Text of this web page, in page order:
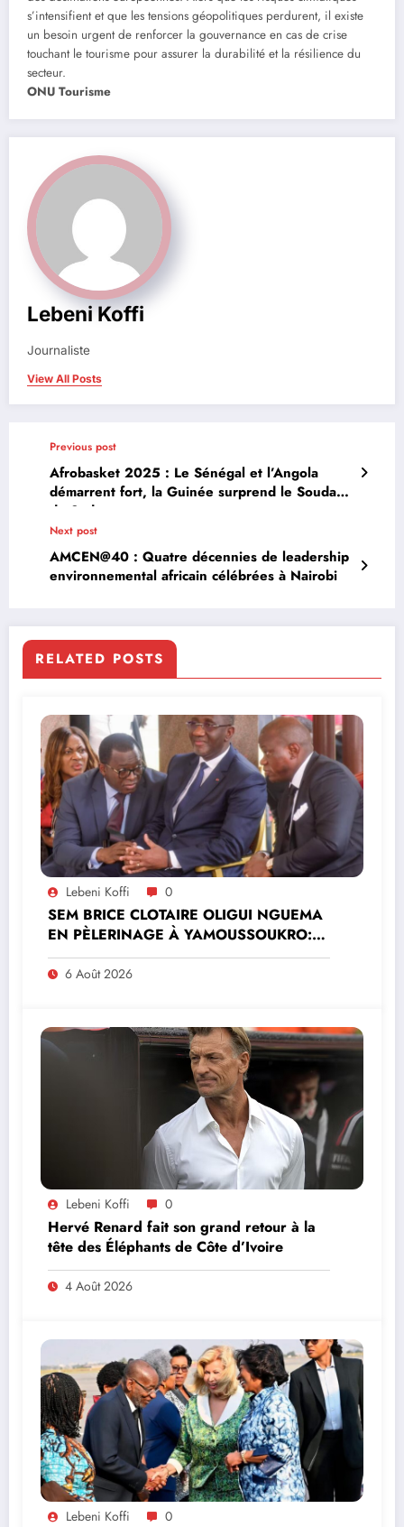
s’intensifient et que les tensions géopolitiques perdurent, il existe
un besoin urgent de renforcer la gouvernance en cas de crise
touchant le tourisme pour assurer la durabilité et la résilience du
secteur.
ONU Tourisme
Lebeni Koffi
Journaliste
View All Posts
Previous post
Afrobasket 2025 : Le Sénégal et l’Angola
démarrent fort, la Guinée surprend le Soudan
du Sud
Next post
AMCEN@40 : Quatre décennies de leadership
environnemental africain célébrées à Nairobi
RELATED POSTS
Lebeni Koffi 0
SEM BRICE CLOTAIRE OLIGUI NGUEMA
EN PÈLERINAGE À YAMOUSSOUKRO:LE
MINISTRE PAULIN CLAUDE DANHO
PREND PART À LA CÉRÉMONIE
6 Août 2026
Lebeni Koffi 0
Hervé Renard fait son grand retour à la
tête des Éléphants de Côte d’Ivoire
4 Août 2026
Lebeni Koffi 0